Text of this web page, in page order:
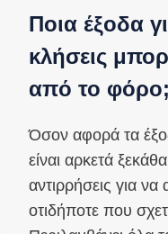
Ποια έξοδα
κλήσεις
από το φόρο;
Όσον αφορά τα
είναι αρκετά
αντιρρήσεις για να
οτιδήποτε που